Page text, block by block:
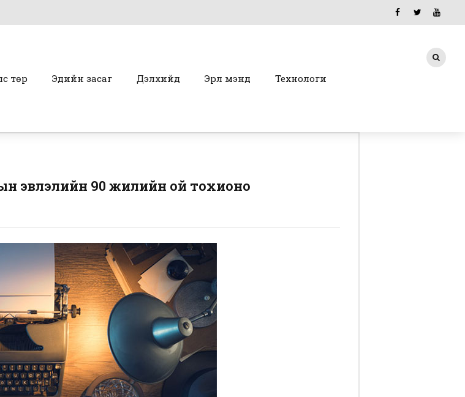
төр Эдийн засаг Дэлхийд Эрүүл мэнд Технологи
эвлэлийн 90 жилийн ой тохионо